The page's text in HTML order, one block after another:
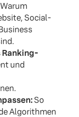
Warum
Social-
und
So
Algorithmen